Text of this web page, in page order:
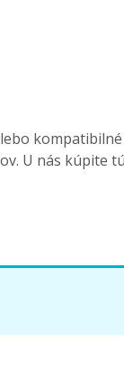
kompatibilné
U nás kúpite